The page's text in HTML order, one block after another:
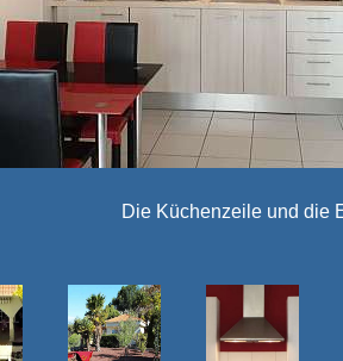
Badezimmer